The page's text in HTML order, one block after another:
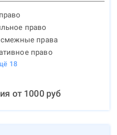
право
права
право
18
от 1000руб